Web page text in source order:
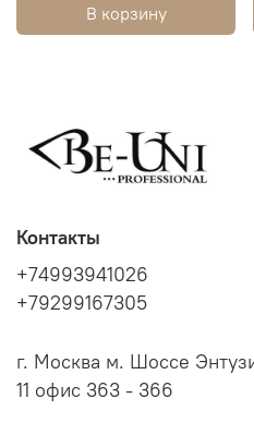
В корзину
Контакты
+74993941026
+79299167305
г. Москва м. Шоссе
11 офис 363 - 366